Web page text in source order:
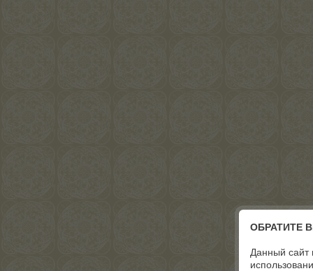
ОБРАТИТЕ
Данный сайт